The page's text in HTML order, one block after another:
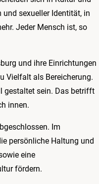
und sexueller Identität, in
Jeder Mensch ist, so
und ihre Einrichtungen
Vielfalt als Bereicherung.
gestaltet sein. Das betrifft
innen.
Im
persönliche Haltung und
eine
fördern.